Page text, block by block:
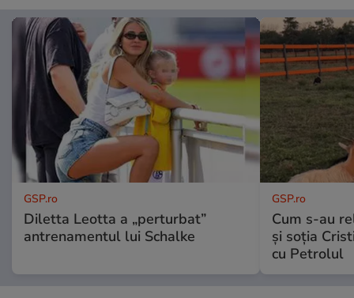
GSP.ro
Diletta Leotta a „perturbat”
antrenamentul lui Schalke
GSP.ro
Cum s-au
și soția
cu Petrolul